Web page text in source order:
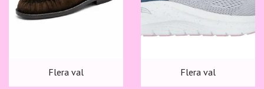
Flera val Flera val